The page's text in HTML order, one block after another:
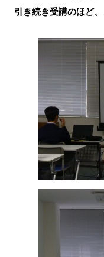
引き続き受講のほど